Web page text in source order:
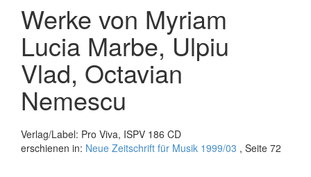
Werke von Myriam
Lucia Marbe, Ulpiu
Vlad, Octavian
Nemescu
Verlag/Label: Pro Viva, ISPV 186 CD
erschienen in: Neue Zeitschrift für Musik 1999/03 , Seite 72